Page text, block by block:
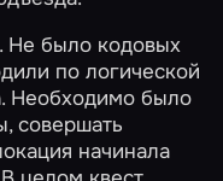
Не было кодовых
по логической
Необходимо было
совершать
начинала